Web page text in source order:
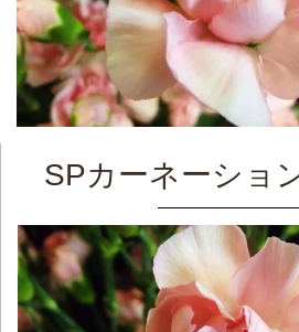
SPカーネーショ